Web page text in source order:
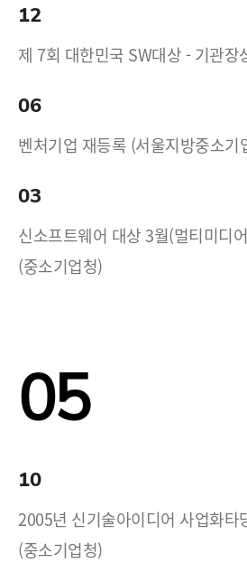
12
제 7회 대한민국 SW대상 - 기관장
06
벤처기업 재등록 (서울지방중소기
03
신소프트웨어 대상 3월(멀티미디
(중소기업청)
05
10
2005년 신기술아이디어 사업화타
(중소기업청)